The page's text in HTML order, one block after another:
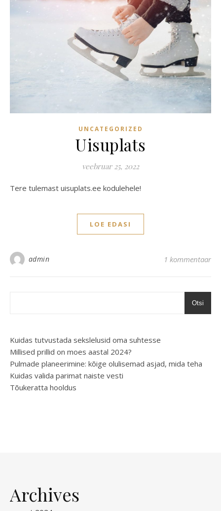
UNCATEGORIZED
Uisuplats
veebruar 25, 2022
Tere tulemast uisuplats.ee kodulehele!
LOE EDASI
admin 1 kommentaar
Otsi
Kuidas tutvustada sekslelusid oma suhtesse
Millised prillid on moes aastal 2024?
Pulmade planeerimine: kõige olulisemad asjad, mida teha
Kuidas valida parimat naiste vesti
Tõukeratta hooldus
Archives